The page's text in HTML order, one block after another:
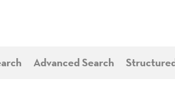
Advanced Search